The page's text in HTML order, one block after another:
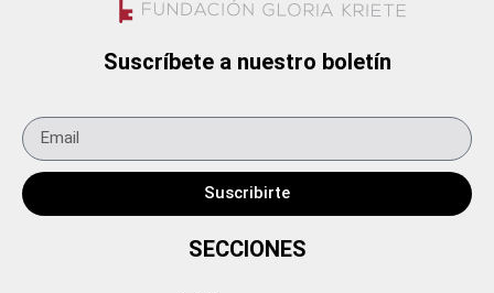
Suscríbete a nuestro boletín
Suscribirte
SECCIONES